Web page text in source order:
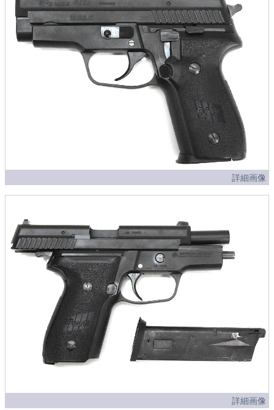
詳細画像
詳細画像